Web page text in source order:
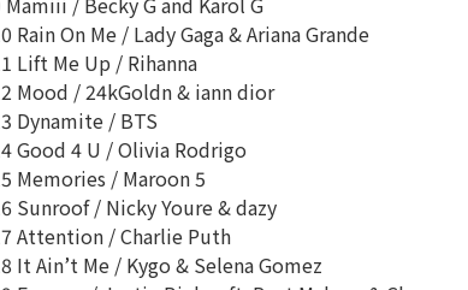
Rain On Me / Lady Gaga & Ariana Grande
Lift Me Up / Rihanna
Mood / 24kGoldn & iann dior
Dynamite / BTS
Good 4 U / Olivia Rodrigo
Memories / Maroon 5
Sunroof / Nicky Youre & dazy
Attention / Charlie Puth
It Ain’t Me / Kygo & Selena Gomez